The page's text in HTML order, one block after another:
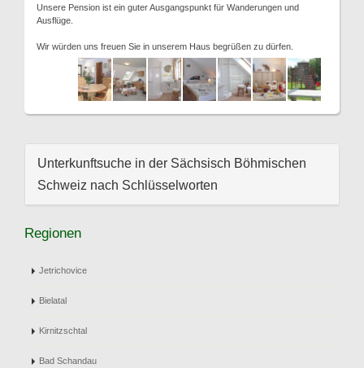
Unsere Pension ist ein guter Ausgangspunkt für Wanderungen und
Ausflüge.
Wir würden uns freuen Sie in unserem Haus begrüßen zu dürfen.
Unterkunftsuche in der Sächsisch Böhmischen
Schweiz nach Schlüsselworten
Regionen
Jetrichovice
Bielatal
Kirnitzschtal
Bad Schandau